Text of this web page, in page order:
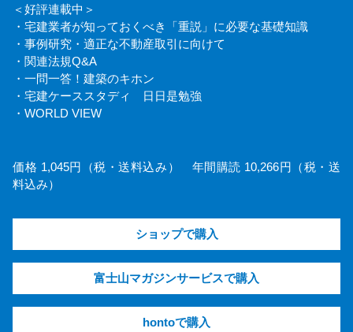
＜好評連載中＞
・宅建業者が知っておくべき「重説」に必要な基礎知識
・事例研究・適正な不動産取引に向けて
・関連法規Q&A
・一問一答！建築のキホン
・宅建ケーススタディ 日日是勉強
・WORLD VIEW
価格 1,045円（税・送料込み） 年間購読 10,266円（税・送
料込み）
ショップで購入
富士山マガジンサービスで購入
hontoで購入